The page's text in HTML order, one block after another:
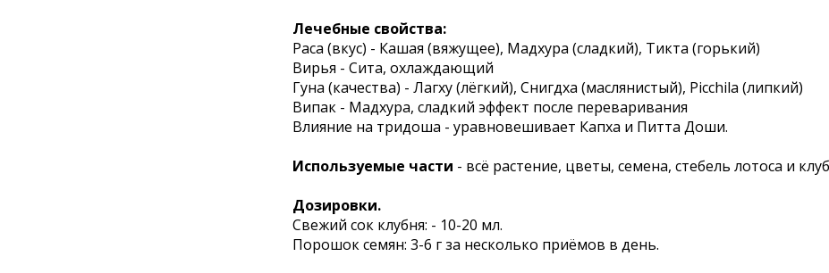
Лечебные свойства:
Раса (вкус) - Кашая (вяжущее), Мадхура (сладкий), Тикта (горький)
Вирья - Сита, охлаждающий
Гуна (качества) - Лагху (лёгкий), Снигдха (маслянистый), Picchila (липкий)
Випак - Мадхура, сладкий эффект после переваривания
Влияние на тридоша - уравновешивает Капха и Питта Доши.
Используемые части - всё растение, цветы, семена, стебель лотоса и
Дозировки.
Свежий сок клубня: - 10-20 мл.
Порошок семян: 3-6 г за несколько приёмов в день.